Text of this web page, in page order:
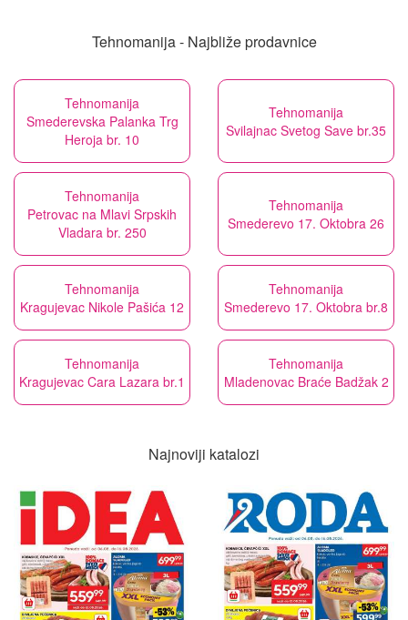
Tehnomanija - Najbliže prodavnice
Tehnomanija
Smederevska Palanka Trg
Heroja br. 10
Tehnomanija
Svilajnac Svetog Save br.35
Tehnomanija
Petrovac na Mlavi Srpskih
Vladara br. 250
Tehnomanija
Smederevo 17. Oktobra 26
Tehnomanija
Kragujevac Nikole Pašića 12
Tehnomanija
Smederevo 17. Oktobra br.8
Tehnomanija
Kragujevac Cara Lazara br.1
Tehnomanija
Mladenovac Braće Badžak 2
Najnoviji katalozi